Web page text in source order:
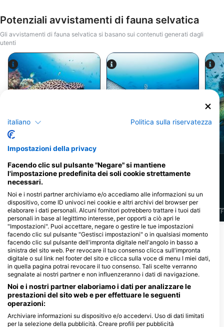
Potenziali avvistamenti di fauna selvatica
Gli avvistamenti di fauna selvatica si basano sui contenuti generati dagli
utenti
Alamy-WaterFrame
10Avvistamenti
J F M A M J J A S O N D
iStock/Juliosanjuan
7 Avvistamenti
J F M A M J J A S O N D F
Mostra altri animali
Centri d'immersione che riforniscono
questo sito d'immersione
DivePoint Rannalhi
Adaaran Club Rannalhi, 20026
South Male Atoll, Maldive
italiano Politica sulla riservatezza
Impostazioni della privacy
Facendo clic sul pulsante "Negare" si mantiene
l'impostazione predefinita dei soli cookie strettamente
necessari.
Noi e i nostri partner archiviamo e/o accediamo alle informazioni su un
dispositivo, come ID univoci nei cookie e altri archivi del browser per
elaborare i dati personali. Alcuni fornitori potrebbero trattare i tuoi dati
personali in base al legittimo interesse, per opporti a ciò apri le
"Impostazioni". Puoi accettare, negare o gestire le tue impostazioni
facendo clic sul pulsante "Gestisci impostazioni" o in qualsiasi momento
facendo clic sul pulsante dell'impronta digitale nell'angolo in basso a
sinistra del sito web. Per revocare il tuo consenso clicca sull'impronta
digitale o sul link nel footer del sito e clicca sulla voce di menu I miei dati,
in quella pagina potrai revocare il tuo consenso. Tali scelte verranno
segnalate ai nostri partner e non influenzeranno i dati di navigazione.
Noi e i nostri partner elaboriamo i dati per analizzare le
prestazioni del sito web e per effettuare le seguenti
operazioni:
Archiviare informazioni su dispositivo e/o accedervi. Uso di dati limitati
per la selezione della pubblicità. Creare profili per pubblicità